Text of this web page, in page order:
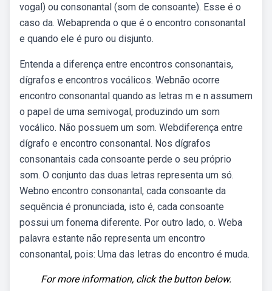
vogal) ou consonantal (som de consoante). Esse é o
caso da. Webaprenda o que é o encontro consonantal
e quando ele é puro ou disjunto.
Entenda a diferença entre encontros consonantais,
dígrafos e encontros vocálicos. Webnão ocorre
encontro consonantal quando as letras m e n assumem
o papel de uma semivogal, produzindo um som
vocálico. Não possuem um som. Webdiferença entre
dígrafo e encontro consonantal. Nos dígrafos
consonantais cada consoante perde o seu próprio
som. O conjunto das duas letras representa um só.
Webno encontro consonantal, cada consoante da
sequência é pronunciada, isto é, cada consoante
possui um fonema diferente. Por outro lado, o. Weba
palavra estante não representa um encontro
consonantal, pois: Uma das letras do encontro é muda.
For more information, click the button below.